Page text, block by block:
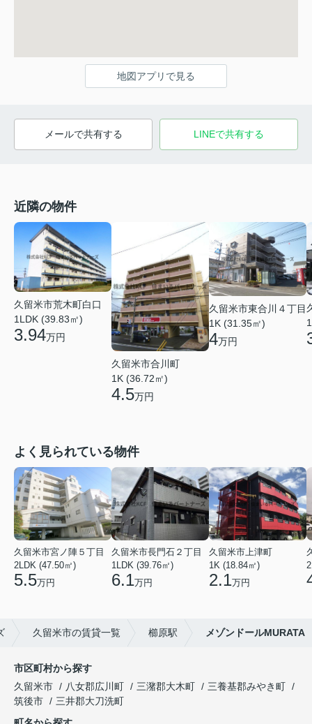
地図アプリで見る
メールで共有する LINEで共有する
近隣の物件
久留米市荒木町白口
1LDK (39.83㎡)
3.94万円
久留米市合川町
1K (36.72㎡)
4.5万円
久留米市東合川４丁目
1K (31.35㎡)
4万円
よく見られている物件
久留米市宮ノ陣５丁目
2LDK (47.50㎡)
5.5万円
久留米市長門石２丁目
1LDK (39.76㎡)
6.1万円
久留米市上津町
1K (18.84㎡)
2.1万円
久留米市の賃貸一覧 櫛原駅 メゾンドールMURATA
市区町村から探す
久留米市
八女郡広川町 三潴郡大木町
三養基郡みやき町
筑後市
三井郡大刀洗町